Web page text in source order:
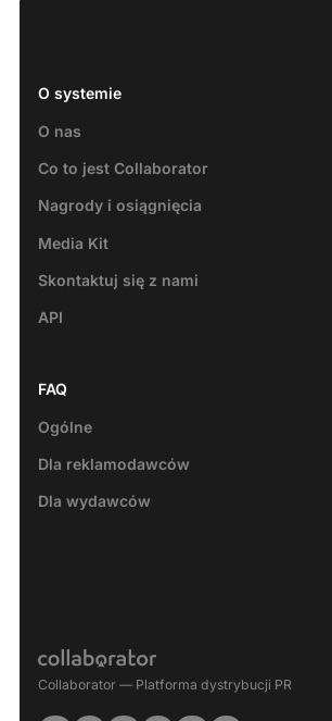
O systemie
O nas
Co to jest Collaborator
Nagrody i osiągnięcia
Media Kit
Skontaktuj się z nami
API
FAQ
Ogólne
Dla reklamodawców
Dla wydawców
Collaborator — Platforma dystrybucji PR